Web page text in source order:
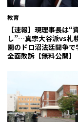
教育
【速報】現理事長は“
し”…真宗大谷派vs札
園のドロ沼法廷闘争で
全面敗訴【無料公開】